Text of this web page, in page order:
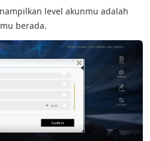
level akunmu adalah
berada.